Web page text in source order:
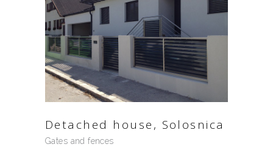
Detached house, Solosnica
Gates and fences